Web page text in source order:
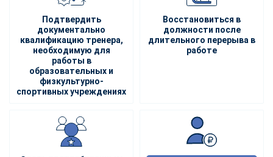
Подтвердить
документально
квалификацию тренера,
необходимую для
работы в
образовательных и
физкультурно-
спортивных учреждениях
Восстановиться в
должности после
длительного перерыва в
работе